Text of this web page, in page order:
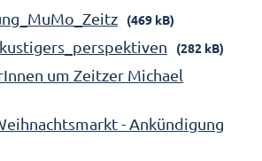
(469 kB)
(282 kB)
um Zeitzer Michael
- Ankündigung